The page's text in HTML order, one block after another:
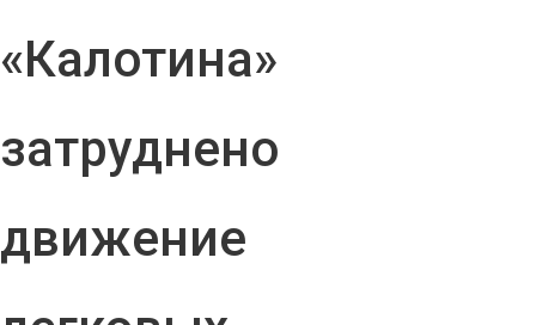
«Калотина»
затруднено
движение